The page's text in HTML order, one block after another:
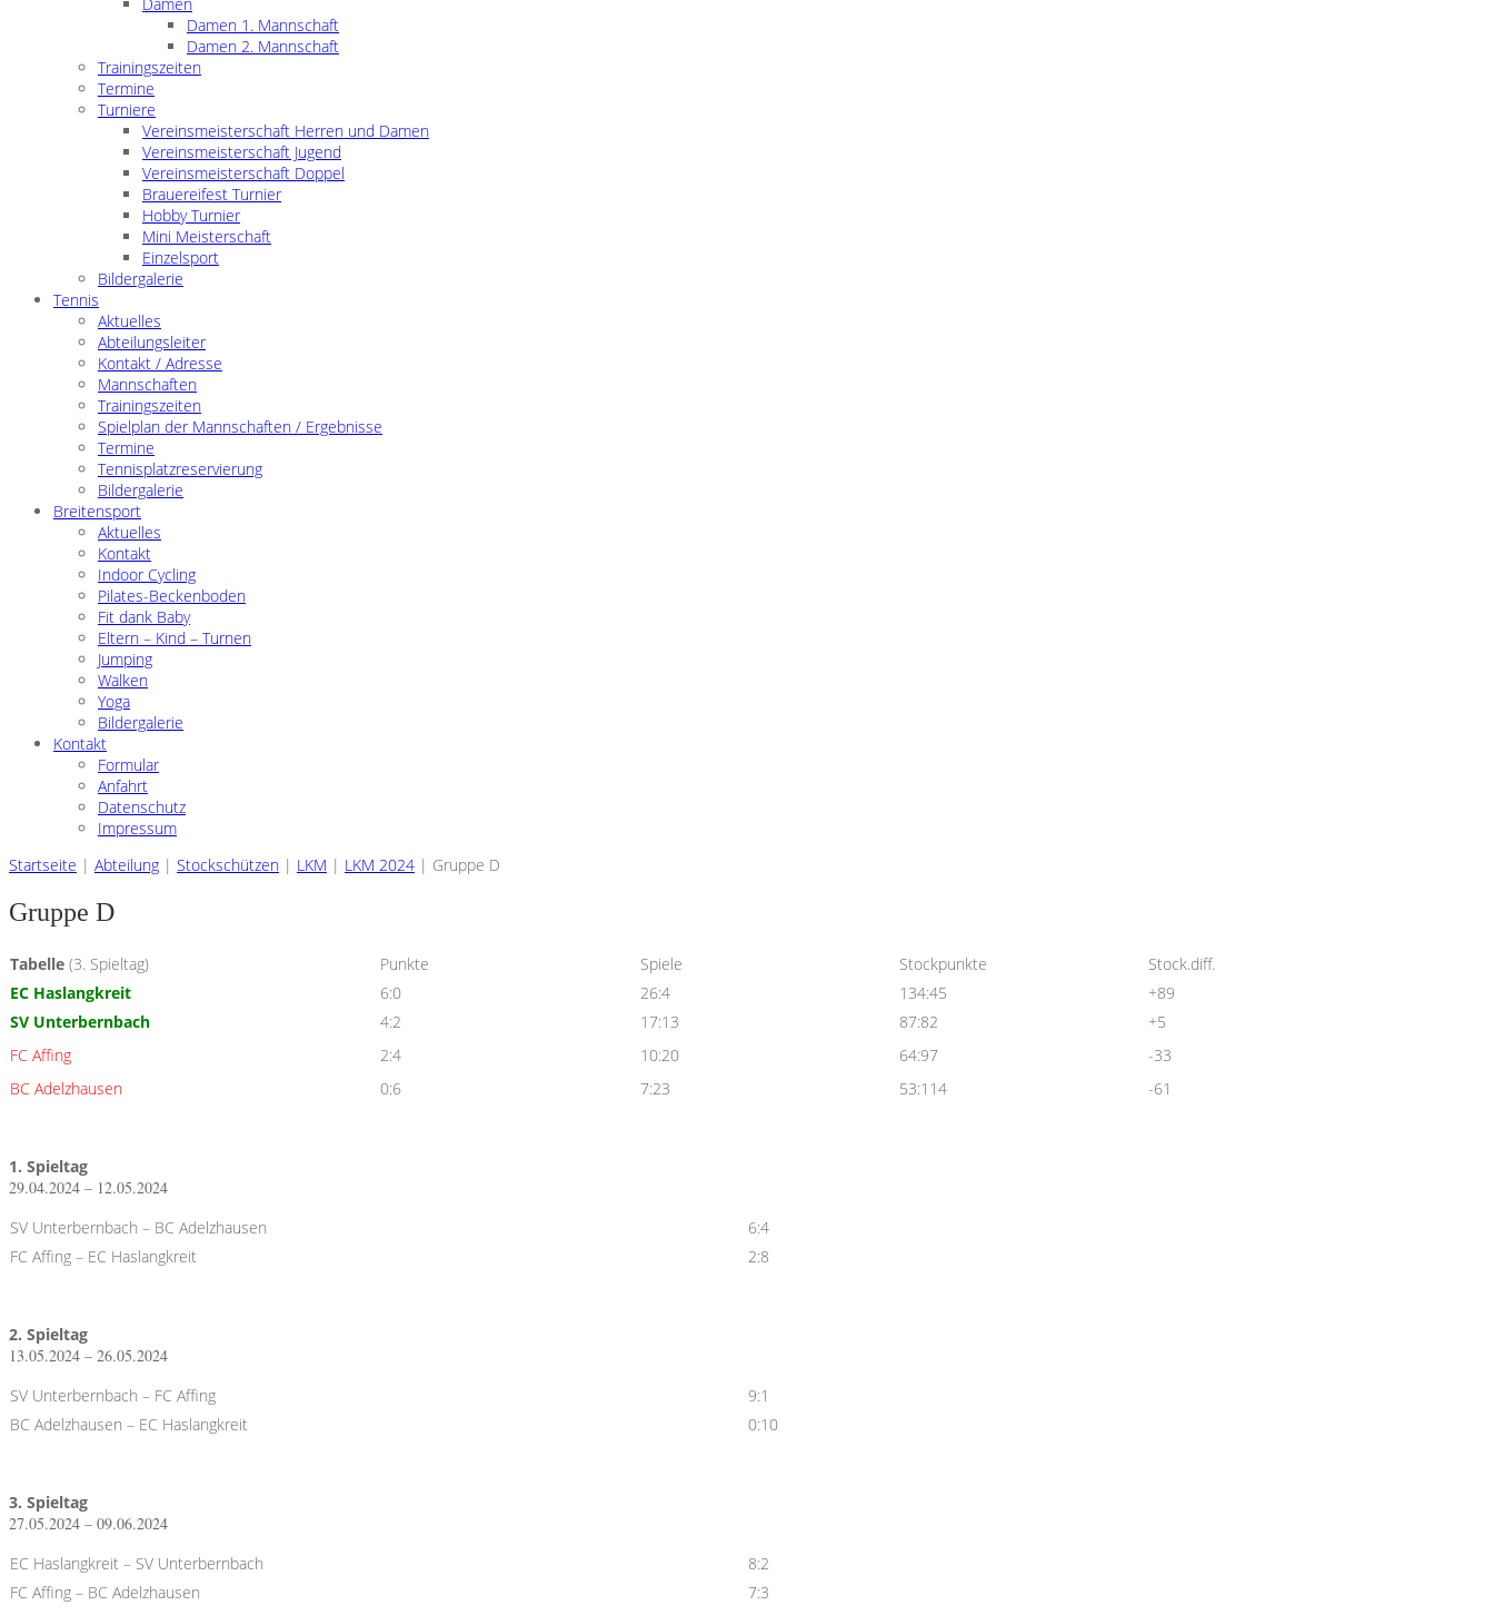
Damen 1. Mannschaft
Damen 2. Mannschaft
Trainingszeiten
Termine
Turniere
Vereinsmeisterschaft Herren und Damen
Vereinsmeisterschaft Jugend
Vereinsmeisterschaft Doppel
Brauereifest Turnier
Hobby Turnier
Mini Meisterschaft
Einzelsport
Bildergalerie
Tennis
Aktuelles
Abteilungsleiter
Kontakt / Adresse
Mannschaften
Trainingszeiten
Spielplan der Mannschaften / Ergebnisse
Termine
Tennisplatzreservierung
Bildergalerie
Breitensport
Aktuelles
Kontakt
Indoor Cycling
Pilates-Beckenboden
Fit dank Baby
Eltern – Kind – Turnen
Jumping
Walken
Yoga
Bildergalerie
Kontakt
Formular
Anfahrt
Datenschutz
Impressum
Startseite | Abteilung | Stockschützen | LKM | LKM 2024 | Gruppe D
Gruppe D
Tabelle (3. Spieltag) Punkte Spiele Stockpunkte
Stock.diff.
EC Haslangkreit
6:0 26:4 134:45
+89
SV Unterbernbach
4:2 17:13 87:82
+5
FC Affing
2:4 10:20 64:97
-33
BC Adelzhausen
0:6 7:23 53:114 -61
1. Spieltag
29.04.2024 – 12.05.2024
SV Unterbernbach – BC Adelzhausen
6:4
FC Affing – EC Haslangkreit
2:8
2. Spieltag
13.05.2024 – 26.05.2024
SV Unterbernbach – FC Affing
9:1
BC Adelzhausen – EC Haslangkreit
0:10
3. Spieltag
27.05.2024 – 09.06.2024
EC Haslangkreit – SV Unterbernbach
8:2
FC Affing – BC Adelzhausen
7:3